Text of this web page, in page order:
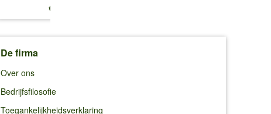
€ 16,49
De firma
Over ons
Bedrijfsfilosofie
Toegankelijkheidsverklaring